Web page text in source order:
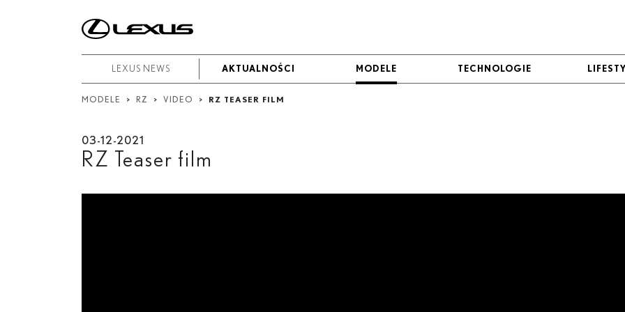
LEXUS NEWS AKTUALNOŚCI MODELE TECHNOLOGIE
LEXUS NEWS AKTUALNOŚCI MODELE TECHNOLOGIE
MODELE > RZ > VIDEO > RZ TEASER FILM
03-12-2021
RZ Teaser film
Data rozpoczęcia